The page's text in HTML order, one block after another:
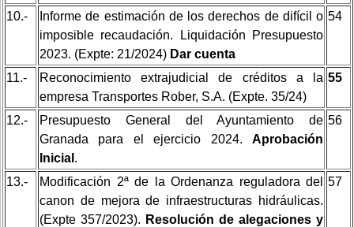
10.-
Informe de estimación de los derechos de difícil o
imposible recaudación. Liquidación Presupuesto
2023. (Expte: 21/2024) Dar cuenta
54
11.-
Reconocimiento extrajudicial de créditos a la
empresa Transportes Rober, S.A. (Expte. 35/24)
55
12.-
Presupuesto General del Ayuntamiento de
Granada para el ejercicio 2024. Aprobación
Inicial .
56
13.-
Modificación 2ª de la Ordenanza reguladora del
canon de mejora de infraestructuras hidráulicas.
(Expte 357/2023). Resolución de alegaciones y
57